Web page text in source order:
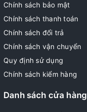
Chính sách bảo mật
Chính sách thanh toán
Chính sách đổi trả
Chính sách vận chuyển
Quy định sử dụng
Chính sách kiểm hàng
Danh sách cửa hàng